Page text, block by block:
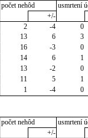
počet nehôd
usmrtení
+/-
2 -4
0
13 6
3
16 -3
0
14 6
1
13 -2
0
11 5
1
1 -4 0
počet nehôd
usmrtení
+/-